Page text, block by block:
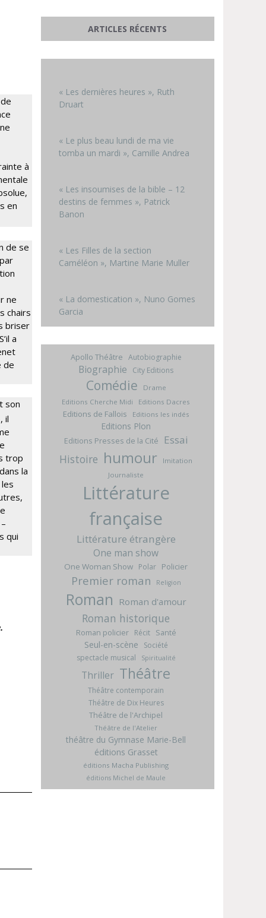
à
en
de se
ne
chairs
briser
a
de
son
il
trop
la
qui
ARTICLES RÉCENTS
« Les dernières heures », Ruth
Druart
« Le plus beau lundi de ma vie
tomba un mardi », Camille Andrea
« Les insoumises de la bible – 12
destins de femmes », Patrick
Banon
« Les Filles de la section
Caméléon », Martine Marie Muller
« La domestication », Nuno Gomes
Garcia
Apollo Théâtre Autobiographie
Biographie City Editions
Comédie
Drame
Editions Cherche Midi
Editions Dacres
Editions de Fallois Editions les indés
Editions Plon
Editions Presses de la Cité Essai
Histoire humour
Imitation
Journaliste
Littérature
française
Littérature étrangère
One man show
One Woman Show Polar Policier
Premier roman Religion
Roman Roman d'amour
Roman historique
Roman policier Récit Santé
Seul-en-scène
Société
spectacle musical
Spiritualité
Thriller Théâtre
Théâtre contemporain
Théâtre de Dix Heures
Théâtre de l'Archipel
Théâtre de l'Atelier
théâtre du Gymnase Marie-Bell
éditions Grasset
éditions Macha Publishing
éditions Michel de Maule